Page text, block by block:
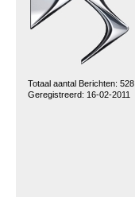
Totaal aantal Berichten: 528
Geregistreerd: 16-02-2011